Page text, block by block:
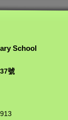
School
號